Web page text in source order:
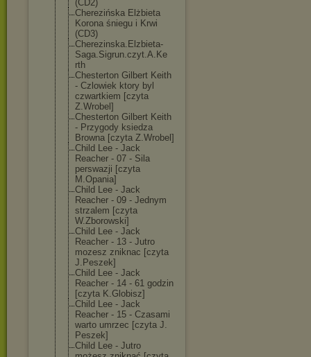
(CD2)
Cherezińska Elżbieta
Korona śniegu i Krwi
(CD3)
Cherezinska.El zbieta-
Saga.Sigrun.czyt.A.Ke
rth
Chesterton Gilbert Keith
- Czlowiek ktory byl
czwartkiem [czyta
Z.Wrobel]
Chesterton Gilbert Keith
- Przygody ksiedza
Browna [czyta Z.Wrobel]
Child Lee - Jack
Reacher - 07 - Sila
perswazji [czyta
M.Opania]
Child Lee - Jack
Reacher - 09 - Jednym
strzalem [czyta
W.Zborowski]
Child Lee - Jack
Reacher - 13 - Jutro
mozesz zniknac [czyta
J.Peszek]
Child Lee - Jack
Reacher - 14 - 61 godzin
[czyta K.Globisz]
Child Lee - Jack
Reacher - 15 - Czasami
warto umrzec [czyta J.
Peszek]
Child Lee - Jutro